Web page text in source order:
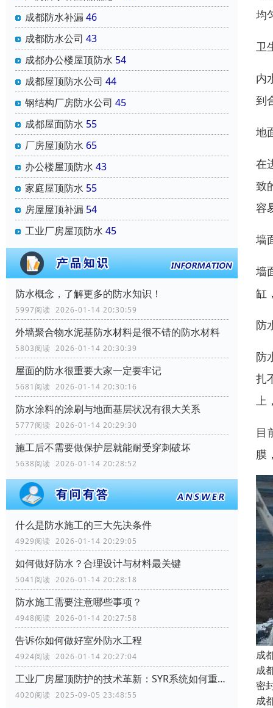
成都防水补漏46
成都防水公司 43
成都办公楼屋顶防水 54
成都屋顶防水公司 44
钢结构厂房防水公司 45
成都屋面防水 55
厂房屋顶防水 65
办公楼屋顶防水 43
家庭屋顶防水 55
房屋屋顶补漏 54
工业厂房屋顶防水 45
防水概念，了解更多的防水知识！
5997阅读 2026-01-14 20:30:59
外墙聚合物水泥基防水材料是很不错的防水材料
5803阅读 2026-01-14 20:30:39
屋面的防水很重要大家一定要牢记
5681阅读 2026-01-14 20:30:16
防水涂料的涂刷与地面基层状况有很大关系
5777阅读 2026-01-14 20:29:30
施工后不需要做保护层就能耐受穿刺破坏
5638阅读 2026-01-14 20:28:52
什么是防水施工的三大先决条件
4929阅读 2026-01-14 20:29:05
如何做好防水？合理设计与材料最关键
5041阅读 2026-01-14 20:28:18
防水施工需要注意哪些事项？
4948阅读 2026-01-14 20:27:58
告诉你如何做好室外防水工程
4924阅读 2026-01-14 20:27:04
工业厂房屋顶防护的技术革新：SYR系统如何重塑行业标准
4020阅读 2025-09-05 23:48:55
均
卫
内
到
地
在
致
容
墙
墙
缸
防
防
扎
上
目
膜
成
成
密
成